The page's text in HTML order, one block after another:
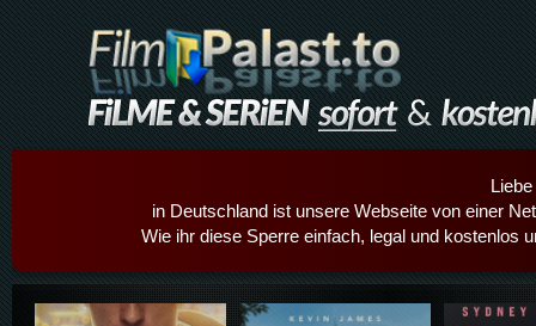
in Deutschland ist unsere Webseite von einer
Wie ihr diese Sperre einfach, legal und kostenlos